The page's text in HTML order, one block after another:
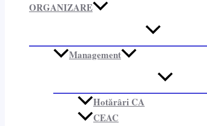
ORGANIZARE​
Management
Hotărâri CA
CEAC